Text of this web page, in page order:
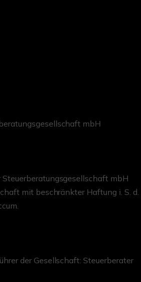
mbH
Steuerberatungsgesellschaft mbH
mit beschränkter Haftung i. S. d.
der Gesellschaft: Steuerberater